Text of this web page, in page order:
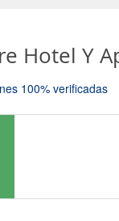
Hotel Y
100% verificadas